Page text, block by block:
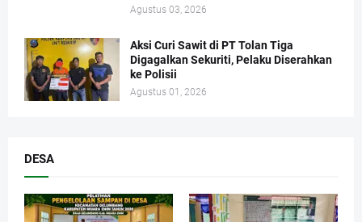
Agustus 03, 2026
Aksi Curi Sawit di PT Tolan Tiga
Digagalkan Sekuriti, Pelaku Diserahkan
ke Polisii
Agustus 01, 2026
DESA